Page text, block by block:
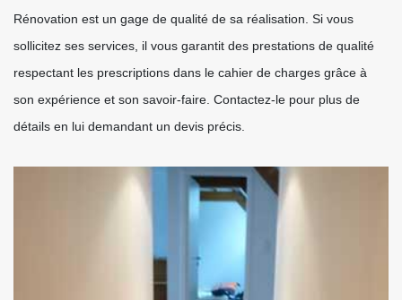
Rénovation est un gage de qualité de sa réalisation. Si vous
sollicitez ses services, il vous garantit des prestations de qualité
respectant les prescriptions dans le cahier de charges grâce à
son expérience et son savoir-faire. Contactez-le pour plus de
détails en lui demandant un devis précis.